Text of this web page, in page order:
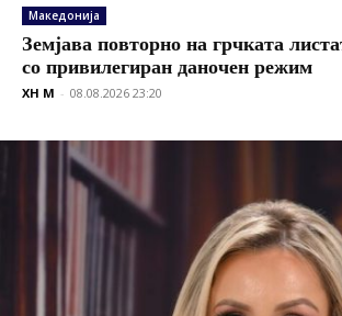
Македонија
Земјава повторно на грчката
со привилегиран даночен режим
XH M - 08.08.2026 23:20